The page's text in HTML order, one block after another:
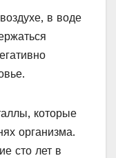
в воде
которые
организма.
сто лет в